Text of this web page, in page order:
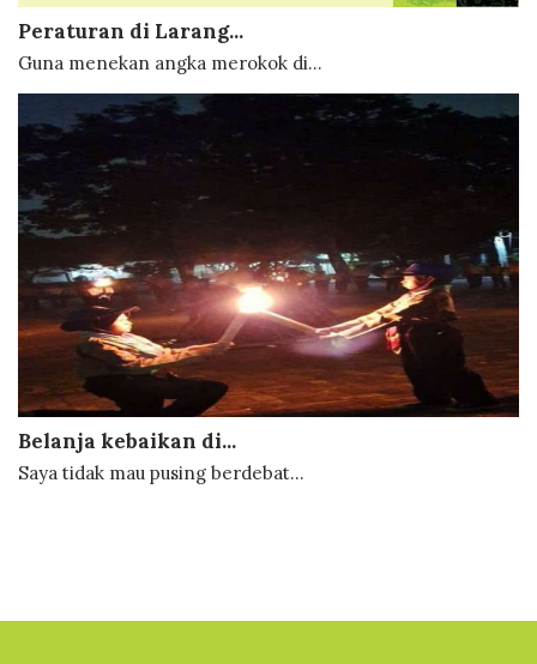
Peraturan di Larang...
Guna menekan angka merokok di...
Belanja kebaikan di...
Saya tidak mau pusing berdebat...